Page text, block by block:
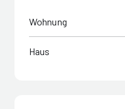
Wohnung
Haus